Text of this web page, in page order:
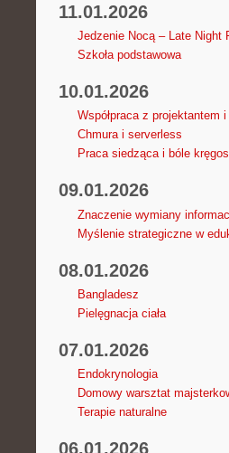
11.01.2026
Jedzenie Nocą – Late Night
Szkoła podstawowa
10.01.2026
Współpraca z projektantem
Chmura i serverless
Praca siedząca i bóle
09.01.2026
Znaczenie wymiany
Myślenie strategiczne w
08.01.2026
Bangladesz
Pielęgnacja ciała
07.01.2026
Endokrynologia
Domowy warsztat
Terapie naturalne
06.01.2026